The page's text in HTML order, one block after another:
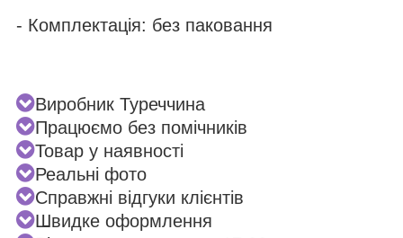
- Комплектація: без паковання
Виробник Туреччина
Працюємо без помічників
Товар у наявності
Реальні фото
Справжні відгуки клієнтів
Швидке оформлення